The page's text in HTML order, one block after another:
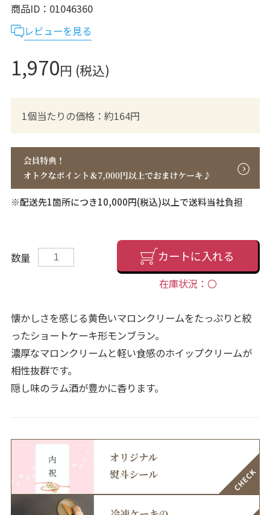
商品ID
01046360
レビューを見る
1,970円 (税込)
1個当たりの価格：約164円
※配送先1箇所につき10,000円(税込)以上で送料当社負担
数量 カートに入れる
在庫状況：〇
懐かしさを感じる黄色いマロンクリームをたっぷりと絞
ったショートケーキ形モンブラン。
濃厚なマロンクリームと軽い食感のホイップクリームが
相性抜群です。
隠し味のラム酒が豊かに香ります。